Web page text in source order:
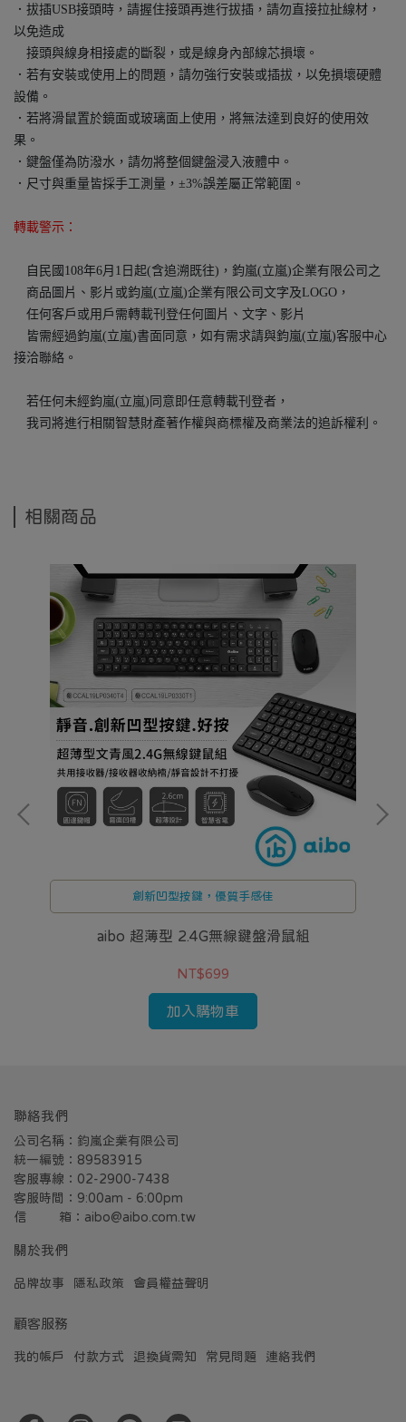
．拔插USB接頭時，請握住接頭再進行拔插，請勿直接拉扯線材，
以免造成
接頭與線身相接處的斷裂，或是線身內部線芯損壞。
．若有安裝或使用上的問題，請勿強行安裝或插拔，以免損壞硬體
設備。
．若將滑鼠置於鏡面或玻璃面上使用，將無法達到良好的使用效
果。
．鍵盤僅為防潑水，請勿將整個鍵盤浸入液體中。
．尺寸與重量皆採手工測量，±3%誤差屬正常範圍。
轉載警示：
自民國108年6月1日起(含追溯既往)，鈞嵐(立嵐)企業有限公司之
商品圖片、影片或鈞嵐(立嵐)企業有限公司文字及LOGO，
任何客戶或用戶需轉載刊登任何圖片、文字、影片
皆需經過鈞嵐(立嵐)書面同意，如有需求請與鈞嵐(立嵐)客服中心
接洽聯絡。
若任何未經鈞嵐(立嵐)同意即任意轉載刊登者，
我司將進行相關智慧財產著作權與商標權及商業法的追訴權利。
相關商品
創新凹型按鍵，優質手感佳
aibo 超薄型 2.4G無線鍵盤滑鼠組
NT$699
加入購物車
聯絡我們
公司名稱：鈞嵐企業有限公司
統一編號：89583915
客服專線：02-2900-7438
客服時間：9:00am - 6:00pm
信         箱：aibo@aibo.com.tw
關於我們
品牌故事 隱私政策 會員權益聲明
顧客服務
我的帳戶 付款方式 退換貨需知 常見問題 連絡我們